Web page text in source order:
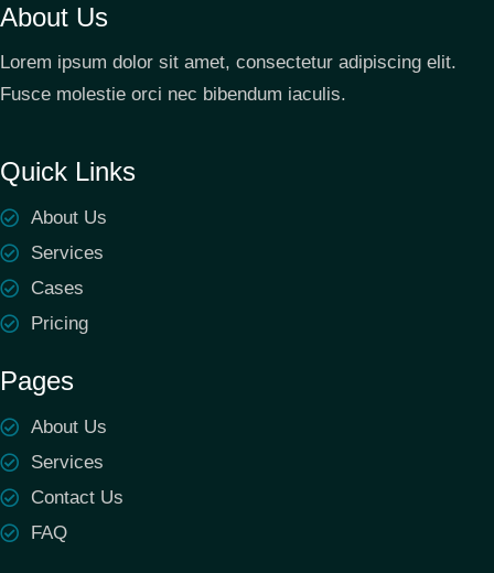
About Us
Lorem ipsum dolor sit amet, consectetur adipiscing elit.
Fusce molestie orci nec bibendum iaculis.
Quick Links
About Us
Services
Cases
Pricing
Pages
About Us
Services
Contact Us
FAQ